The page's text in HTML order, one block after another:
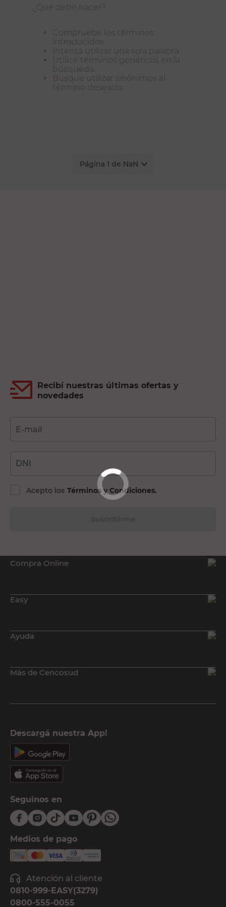
Página 1 de NaN
Recibí nuestras últimas ofertas y
novedades
E-mail
DNI
Acepto los Términos y Condiciones.
Compra Online
Easy
Ayuda
Más de Cencosud
Descargá nuestra App!
Seguinos en
Medios de pago
Atención al cliente
0810-999-EASY(3279)
0800-555-0055